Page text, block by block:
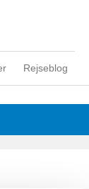
Rejseblog